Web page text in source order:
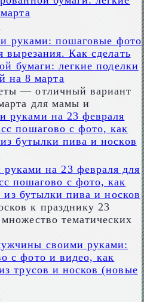
руками: пошаговые фото
Как сделать
бумаги: легкие поделки
на 8 марта
— отличный вариант
для мамы и
на 23 февраля для
пошагово с фото, как
из бутылки пива и носков
к празднику 23
тематических